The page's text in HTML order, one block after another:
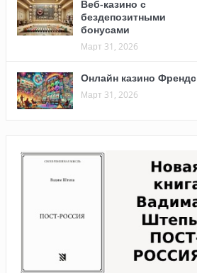
Веб-казино с
бездепозитными
бонусами
Март 31, 2026
Онлайн казино Френдс
Март 31, 2026